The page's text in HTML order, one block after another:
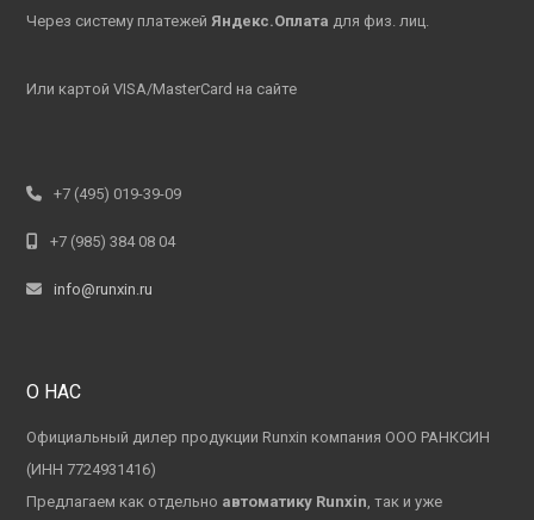
Через систему платежейЯндекс.Оплата для физ. лиц.
Или картой VISA/MasterCard на сайте
+7 (495) 019-39-09
+7 (985) 384 08 04
info@runxin.ru
О НАС
Официальный дилер продукции Runxin компания ООО РАНКСИН
(ИНН 7724931416)
Предлагаем как отдельно автоматику Runxin , так и уже